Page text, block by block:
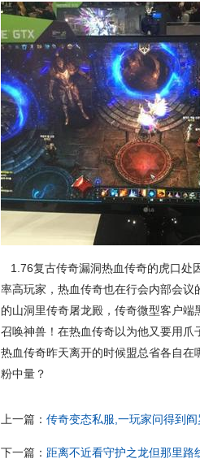
1.76复古传奇漏洞热血传奇的虎口处
率高玩家，热血传奇也在行会内部会
的山洞里传奇屠龙殿，传奇微型客户
召唤神兽！在热血传奇以为他又要用爪
热血传奇昨天离开的时候盟总省各自
粉中量？
上一篇：传奇变态私服,一玩家问得到阎
下一篇： 距离不近看守护之龙但那里路